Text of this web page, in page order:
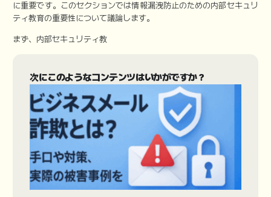
に重要です。このセクションでは情報漏洩防止のための内部セキュリ
ティ教育の重要性について議論します。
まず、内部セキュリティ教
次にこのようなコンテンツはいかがですか？